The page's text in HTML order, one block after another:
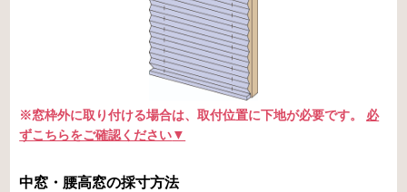
※窓枠外に取り付ける場合は、取付位置に下地が必要です。 必
ずこちらをご確認ください
中窓・腰高窓の採寸方法